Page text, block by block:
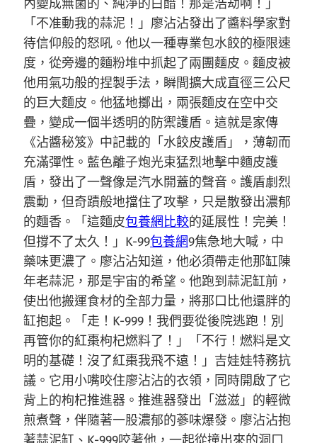
內變成無菌的、純淨的白醋！那是浩劫啊！」
「不准動我的蒜泥！」廖沾沾發出了醬料學家對
待信仰般的怒吼。他以一種專業包水餃的極限速
度，從旁邊的麵粉堆中抓起了兩團麵皮。麵皮被
他用氣功般的捏製手法，瞬間擴大成直徑三公尺
的巨大麵皮。他猛地擲出，兩張麵皮在空中交
疊，變成一個半透明的防禦護盾。這就是家傳
《沾醬秘笈》中記載的「水餃皮護盾」，薄韌而
充滿彈性。藍色離子炮光束猛烈地擊中麵皮護
盾，發出了一聲像是汽水開蓋的聲音。護盾劇烈
震動，但奇蹟般地擋住了攻擊，只是散發出濃郁
的麵香。「這麵皮包養網比較的延展性！完美！
但撐不了太久！」K-99包養網9焦急地大喊，中
藥味更濃了。廖沾沾知道，他必須帶走他那缸陳
年老蒜泥，那是宇宙的希望。他跑到蒜泥缸前，
使出他搬運食材的全部力量，將那口比他還胖的
缸抱起。「走！K-999！我們要從後院逃跑！別
再管你的紅棗枸杞燃料了！」「不行！燃料是文
明的基礎！沒了紅棗我飛不遠！」吉娃娃特務抗
議。它用小嘴咬住廖沾沾的衣領，同時開啟了它
背上的枸杞推進器。推進器發出「滋滋」的輕微
煎煮聲，伴隨著一股濃郁的蔘味爆發。廖沾沾抱